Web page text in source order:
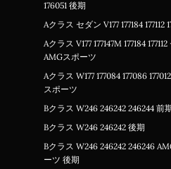
176051 後期
Aクラス セダン V177 177184 177112
Aクラス V177 177147M 177184
AMGスポーツ
Aクラス W177 177084 177086
スポーツ
Bクラス W246 246242 246244 前
Bクラス W246 246242 後期
Bクラス W246 246242 246246
ーツ 後期